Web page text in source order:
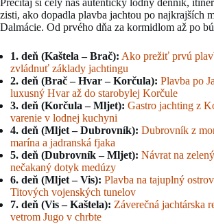
Prečítaj si celý náš autentický lodný denník,
zisti, ako dopadla plavba jachtou po najkrajších
Dalmácie. Od prvého dňa za kormidlom až po
1. deň (Kaštela – Brač): Ako prežiť prvú
zvládnuť základy jachtingu
2. deň (Brač – Hvar – Korčula): Plavba po
luxusný Hvar až do starobylej Korčule
3. deň (Korčula – Mljet): Gastro jachting z
varenie v lodnej kuchyni
4. deň (Mljet – Dubrovník): Dubrovník z
marína a jadranská fjaka
5. deň (Dubrovník – Mljet): Návrat na
nečakaný dotyk medúzy
6. deň (Mljet – Vis): Plavba na tajuplný
Titových vojenských tunelov
7. deň (Vis – Kaštela): Záverečná jachtárska
vetrom Jugo v chrbte